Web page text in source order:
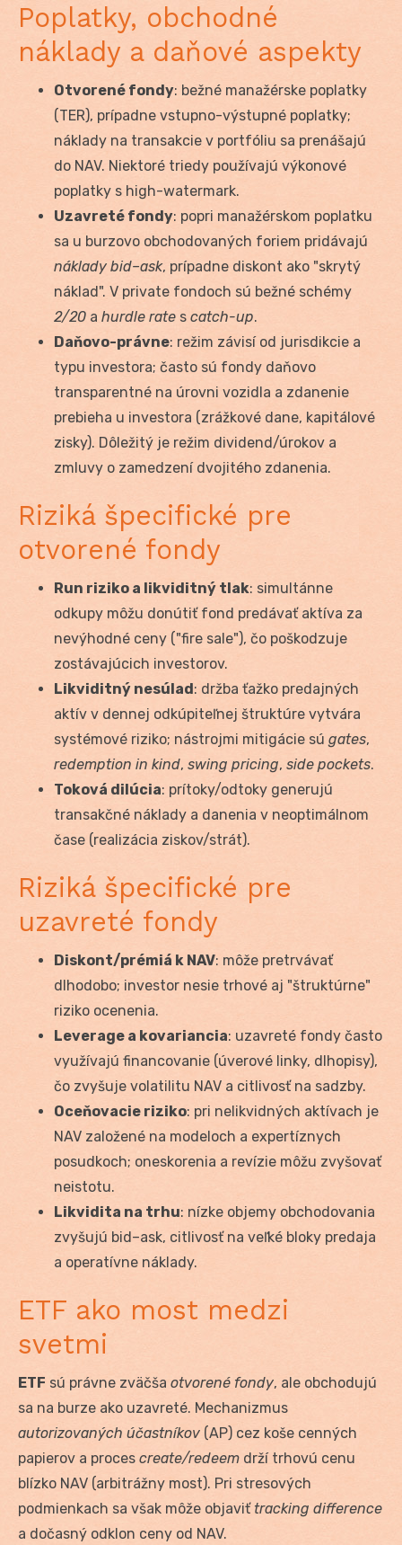
Poplatky, obchodné
náklady a daňové aspekty
Otvorené fondy: bežné manažérske poplatky
(TER), prípadne vstupno-výstupné poplatky;
náklady na transakcie v portfóliu sa prenášajú
do NAV. Niektoré triedy používajú výkonové
poplatky s high-watermark.
Uzavreté fondy: popri manažérskom poplatku
sa u burzovo obchodovaných foriem pridávajú
náklady bid–ask, prípadne diskont ako "skrytý
náklad". V private fondoch sú bežné schémy
2/20 a hurdle rate s catch-up.
Daňovo-právne: režim závisí od jurisdikcie a
typu investora; často sú fondy daňovo
transparentné na úrovni vozidla a zdanenie
prebieha u investora (zrážkové dane, kapitálové
zisky). Dôležitý je režim dividend/úrokov a
zmluvy o zamedzení dvojitého zdanenia.
Riziká špecifické pre
otvorené fondy
Run riziko a likviditný tlak: simultánne
odkupy môžu donútiť fond predávať aktíva za
nevýhodné ceny ("fire sale"), čo poškodzuje
zostávajúcich investorov.
Likviditný nesúlad: držba ťažko predajných
aktív v dennej odkúpiteľnej štruktúre vytvára
systémové riziko; nástrojmi mitigácie sú gates,
redemption in kind, swing pricing, side pockets.
Toková dilúcia: prítoky/odtoky generujú
transakčné náklady a danenia v neoptimálnom
čase (realizácia ziskov/strát).
Riziká špecifické pre
uzavreté fondy
Diskont/prémiá k NAV: môže pretrvávať
dlhodobo; investor nesie trhové aj "štruktúrne"
riziko ocenenia.
Leverage a kovariancia: uzavreté fondy často
využívajú financovanie (úverové linky, dlhopisy),
čo zvyšuje volatilitu NAV a citlivosť na sadzby.
Oceňovacie riziko: pri nelikvidných aktívach je
NAV založené na modeloch a expertíznych
posudkoch; oneskorenia a revízie môžu zvyšovať
neistotu.
Likvidita na trhu: nízke objemy obchodovania
zvyšujú bid–ask, citlivosť na veľké bloky predaja
a operatívne náklady.
ETF ako most medzi
svetmi
ETF sú právne zväčša otvorené fondy, ale obchodujú
sa na burze ako uzavreté. Mechanizmus
autorizovaných účastníkov (AP) cez koše cenných
papierov a proces create/redeem drží trhovú cenu
blízko NAV (arbitrážny most). Pri stresových
podmienkach sa však môže objaviť tracking difference
a dočasný odklon ceny od NAV.